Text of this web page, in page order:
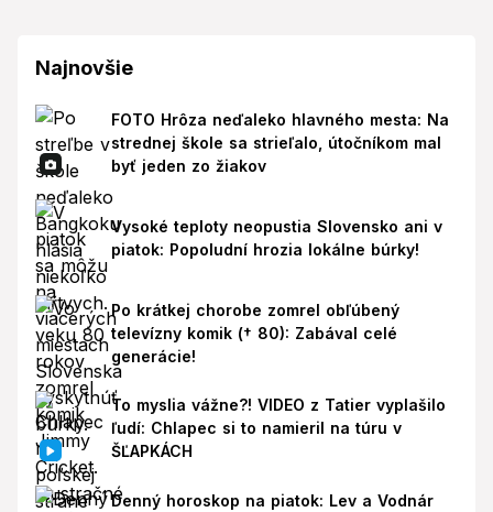
Najnovšie
FOTO Hrôza neďaleko hlavného mesta: Na
strednej škole sa strieľalo, útočníkom mal
byť jeden zo žiakov
Vysoké teploty neopustia Slovensko ani v
piatok: Popoludní hrozia lokálne búrky!
Po krátkej chorobe zomrel obľúbený
televízny komik († 80): Zabával celé
generácie!
To myslia vážne?! VIDEO z Tatier vyplašilo
ľudí: Chlapec si to namieril na túru v
ŠĽAPKÁCH
Denný horoskop na piatok: Lev a Vodnár